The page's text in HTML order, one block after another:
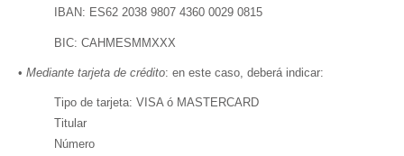
IBAN: ES62 2038 9807 4360 0029 0815
BIC: CAHMESMMXXX
• Mediante tarjeta de crédito: en este caso, deberá indicar:
Tipo de tarjeta: VISA ó MASTERCARD
Titular
Número